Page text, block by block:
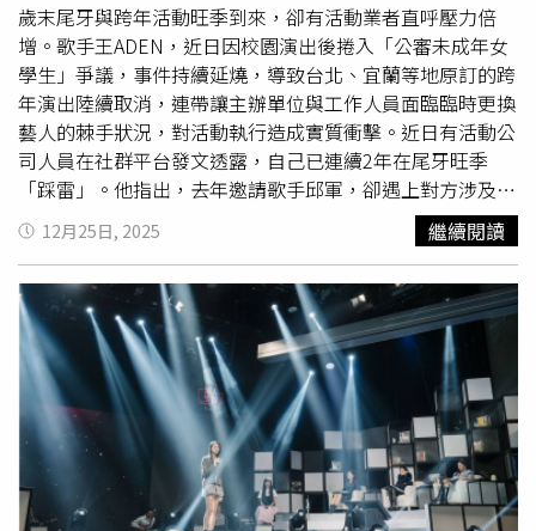
歲末尾牙與跨年活動旺季到來，卻有活動業者直呼壓力倍
增。歌手王ADEN，近日因校園演出後捲入「公審未成年女
學生」爭議，事件持續延燒，導致台北、宜蘭等地原訂的跨
年演出陸續取消，連帶讓主辦單位與工作人員面臨臨時更換
藝人的棘手狀況，對活動執行造成實質衝擊。近日有活動公
司人員在社群平台發文透露，自己已連續2年在尾牙旺季
「踩雷」。他指出，去年邀請歌手邱軍，卻遇上對方涉及酒
駕事故，今年則碰上王ADEN捲入爭議，原本談妥的演出計
畫被迫重新評估，甚至可能得全面更換藝人名單，讓籌備工
作陷入混亂。該名業者無奈表示，活動產業本就節奏緊湊，
任何突發狀況都可能牽一髮動全身，如今又必須在最短時間
內尋找替代人選「救火」，對團隊而言壓力相當沉重。他也
坦言，尾牙與跨年活動往往牽涉企業形象與員工觀感，一旦
受邀藝人爭議升高，主辦單位多半只能選擇保守處理，避免
活動當天成為輿論焦點。該名活動人員最後也公開向網友求
助，詢問是否有平時較少接尾牙活動，但形象穩定、臨場表
演經驗充足，且能在短時間內支援演出的歌手或藝人。貼文
曝光後引發熱烈回應，不少網友紛紛提出心目中的安全名
12月25日, 2025 繼續閱讀